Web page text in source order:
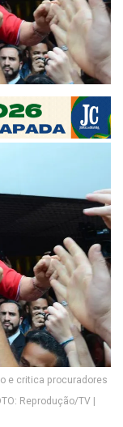
e critica procuradores
Reprodução/TV |